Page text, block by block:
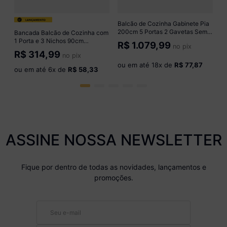
Bancada Balcão de Cozinha com
1 Porta e 3 Nichos 90cm
Multimóveis CR20537
Branco/Mel
R$ 314,99 no pix
ou em até 6x de R$ 58,33
Balcão de Cozinha Gabinete Pia
200cm 5 Portas 2 Gavetas Sem
Tampo Multimóveis CR20530
Branco
R$ 1.079,99 no pix
ou em até 18x de R$ 77,87
ASSINE NOSSA NEWSLETTER
Fique por dentro de todas as novidades, lançamentos e
promoções.